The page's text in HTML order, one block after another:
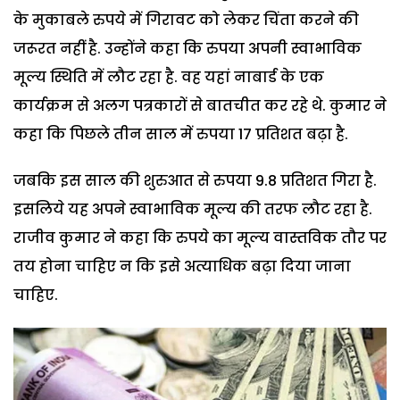
के मुकाबले रुपये में गिरावट को लेकर चिंता करने की
जरूरत नहीं है. उन्होंने कहा कि रुपया अपनी स्वाभाविक
मूल्य स्थिति में लौट रहा है. वह यहां नाबार्ड के एक
कार्यक्रम से अलग पत्रकारों से बातचीत कर रहे थे. कुमार ने
कहा कि पिछले तीन साल में रुपया 17 प्रतिशत बढ़ा है.
जबकि इस साल की शुरुआत से रुपया 9.8 प्रतिशत गिरा है.
इसलिये यह अपने स्वाभाविक मूल्य की तरफ लौट रहा है.
राजीव कुमार ने कहा कि रुपये का मूल्य वास्तविक तौर पर
तय होना चाहिए न कि इसे अत्याधिक बढ़ा दिया जाना
चाहिए.